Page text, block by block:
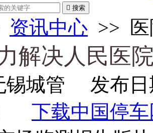
 搜索
资讯中心 >>
解决人民医
锡城管 发布日
下载中国停车